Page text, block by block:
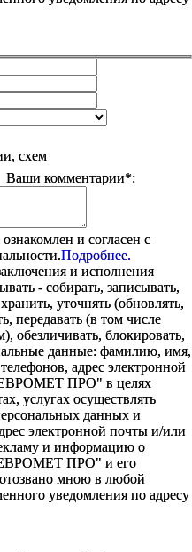
схем
Ваши комментарии*:
и согласен с
Подробнее.
и исполнения
- собирать, записывать,
уточнять (обновлять,
передавать (в том числе
обезличивать, блокировать,
данные: фамилию, имя,
адрес электронной
ПРО" в целях
услугах осуществлять
данных и
электронной почты и/или
и информацию о
"ЕВРОМЕТ ПРО" и его
мною в любой
уведомления по адресу